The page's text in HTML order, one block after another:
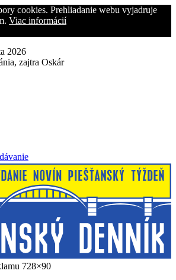
cookies. Prehliadanie webu vyjadruje
Viac informácií
2026
zajtra Oskár